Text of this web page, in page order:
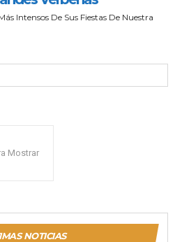
Intensos De Sus Fiestas De Nuestra
Mostrar
NOTICIAS